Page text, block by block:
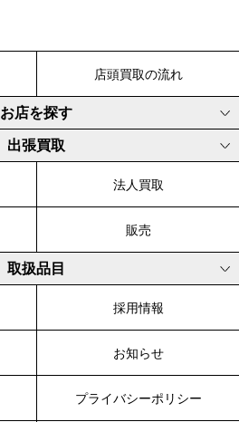
店頭買取の流れ
お店を探す
出張買取
法人買取
販売
取扱品目
採用情報
お知らせ
プライバシーポリシー